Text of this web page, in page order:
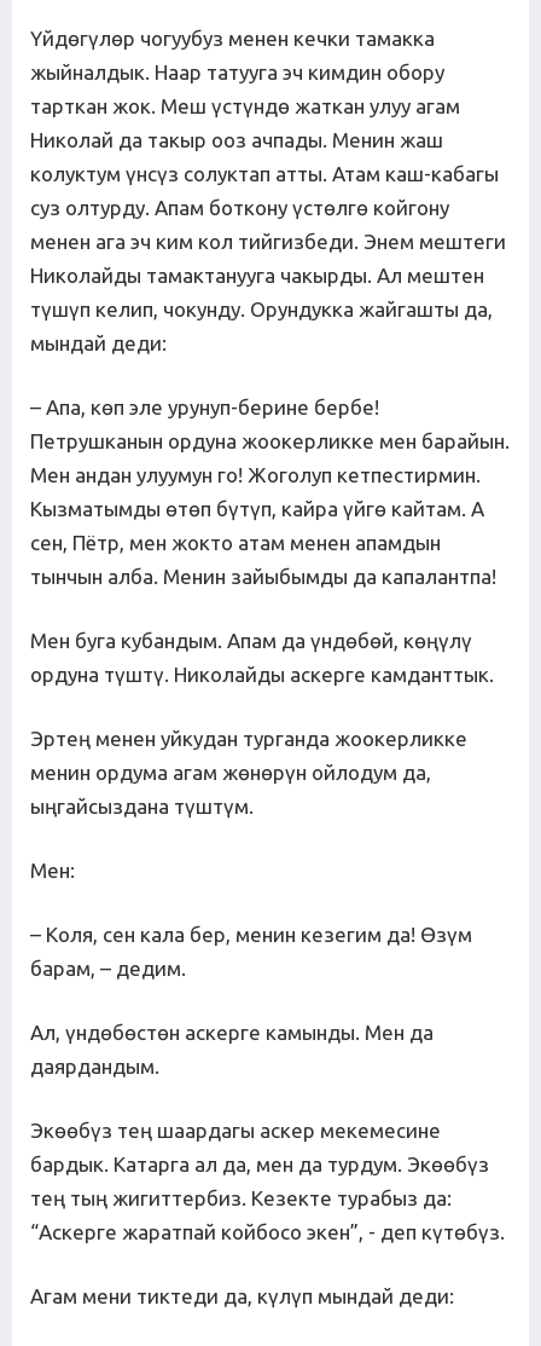
Үйдөгүлөр чогуубуз менен кечки тамакка
жыйналдык. Наар татууга эч кимдин обору
тарткан жок. Меш үстүндө жаткан улуу агам
Николай да такыр ооз ачпады. Менин жаш
колуктум үнсүз солуктап атты. Атам каш-кабагы
суз олтурду. Апам боткону үстөлгө койгону
менен ага эч ким кол тийгизбеди. Энем мештеги
Николайды тамактанууга чакырды. Ал мештен
түшүп келип, чокунду. Орундукка жайгашты да,
мындай деди:
– Апа, көп эле урунуп-берине бербе!
Петрушканын ордуна жоокерликке мен барайын.
Мен андан улуумун го! Жоголуп кетпестирмин.
Кызматымды өтөп бүтүп, кайра үйгө кайтам. А
сен, Пётр, мен жокто атам менен апамдын
тынчын алба. Менин зайыбымды да капалантпа!
Мен буга кубандым. Апам да үндөбөй, көңүлү
ордуна түштү. Николайды аскерге камданттык.
Эртең менен уйкудан турганда жоокерликке
менин ордума агам жөнөрүн ойлодум да,
ыңгайсыздана түштүм.
Мен:
– Коля, сен кала бер, менин кезегим да! Өзүм
барам, – дедим.
Ал, үндөбөстөн аскерге камынды. Мен да
даярдандым.
Экөөбүз тең шаардагы аскер мекемесине
бардык. Катарга ал да, мен да турдум. Экөөбүз
тең тың жигиттербиз. Кезекте турабыз да:
“Аскерге жаратпай койбосо экен”, - деп күтөбүз.
Агам мени тиктеди да, күлүп мындай деди: